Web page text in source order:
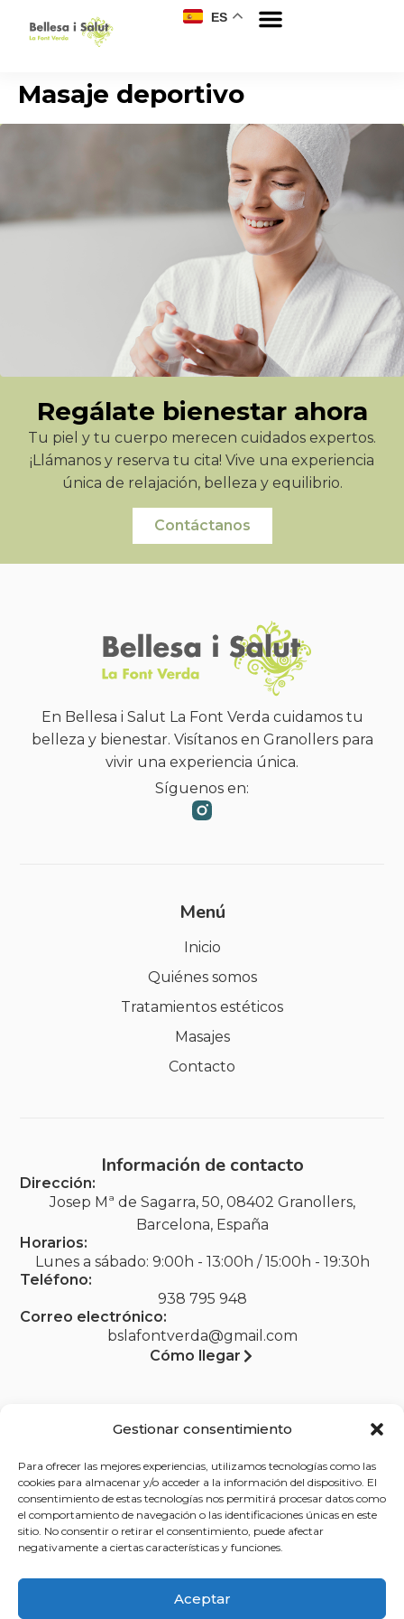
Gestionar consentimiento
Para ofrecer las mejores experiencias, utilizamos tecnologías como las
cookies para almacenar y/o acceder a la información del dispositivo. El
consentimiento de estas tecnologías nos permitirá procesar datos como
el comportamiento de navegación o las identificaciones únicas en este
sitio. No consentir o retirar el consentimiento, puede afectar
negativamente a ciertas características y funciones.
Aceptar
ES
Masaje deportivo
Regálate bienestar ahora
Tu piel y tu cuerpo merecen cuidados expertos.
¡Llámanos y reserva tu cita! Vive una experiencia
única de relajación, belleza y equilibrio.
Contáctanos
En Bellesa i Salut La Font Verda cuidamos tu
belleza y bienestar. Visítanos en Granollers para
vivir una experiencia única.
Síguenos en:
Menú
Inicio
Quiénes somos
Tratamientos estéticos
Masajes
Contacto
Información de contacto
Dirección:
Josep Mª de Sagarra, 50, 08402 Granollers,
Barcelona, España
Horarios:
Lunes a sábado: 9:00h - 13:00h / 15:00h - 19:30h
Teléfono:
938 795 948
Correo electrónico:
bslafontverda@gmail.com
Cómo llegar
Aviso legal
Política de privacidad
Política de cookies (UE)